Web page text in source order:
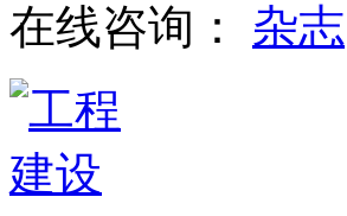
在线咨询：